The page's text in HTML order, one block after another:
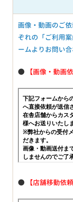
画像・動画のご
ぞれの「ご利用
ームよりお問い合
● 【画像・動画
● 【店舗移動依